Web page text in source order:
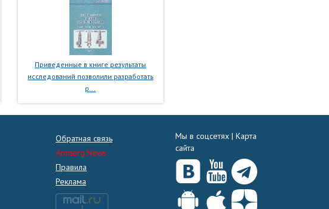
Приведенные в книге результаты
исследований позволили разработать
р...
Обратная связь
Armtorg.News
Правила
Реклама
Мы в соцсетях | Карта
сайта